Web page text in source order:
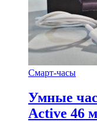
Смарт-часы
Умные
Active 46